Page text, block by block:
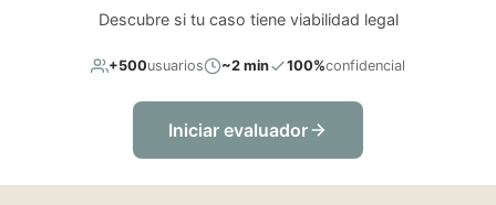
Descubre si tu caso tiene viabilidad legal
+500usuarios ~2 min 100%confidencial
Iniciar evaluador